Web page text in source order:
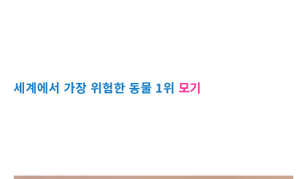
세계에서 가장 위험한 동물 1위 모기